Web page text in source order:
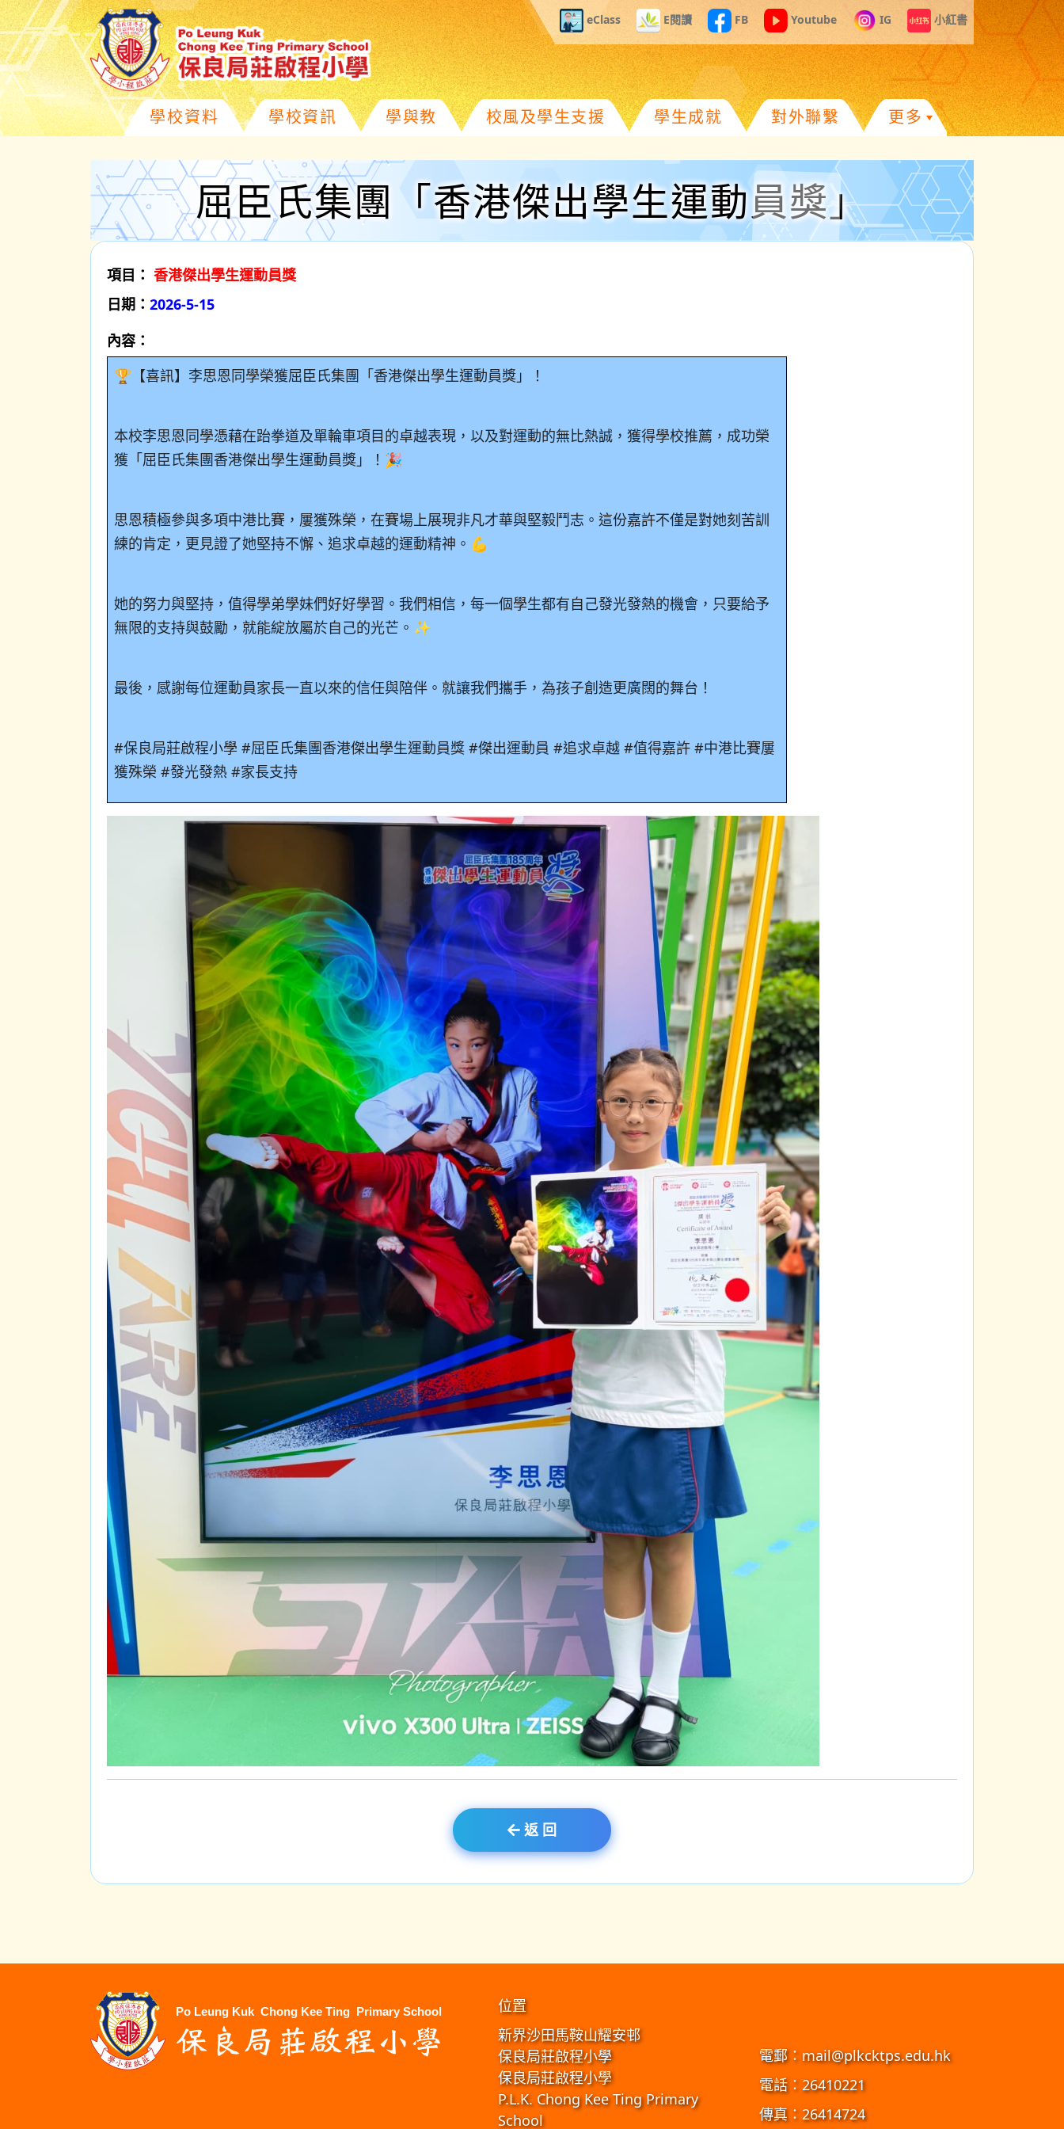
eClass E閱讀 FB Youtube IG 小紅書
學校資料 學校資訊 學與教 校風及學生支援 學生成就 對外聯繫 更多
屈臣氏集團「香港傑出學生運動員獎」
項目： 香港傑出學生運動員獎
日期： 2026-5-15
內容：
🏆【喜訊】李思恩同學榮獲屈臣氏集團「香港傑出學生運動員獎」！
本校李思恩同學憑藉在跆拳道及單輪車項目的卓越表現，以及對運動的無比熱誠，獲得學校推薦，成功榮
獲「屈臣氏集團香港傑出學生運動員獎」！🎉
思恩積極參與多項中港比賽，屢獲殊榮，在賽場上展現非凡才華與堅毅鬥志。這份嘉許不僅是對她刻苦訓
練的肯定，更見證了她堅持不懈、追求卓越的運動精神。💪
她的努力與堅持，值得學弟學妹們好好學習。我們相信，每一個學生都有自己發光發熱的機會，只要給予
無限的支持與鼓勵，就能綻放屬於自己的光芒。✨
最後，感謝每位運動員家長一直以來的信任與陪伴。就讓我們攜手，為孩子創造更廣闊的舞台！
#保良局莊啟程小學 #屈臣氏集團香港傑出學生運動員獎 #傑出運動員 #追求卓越 #值得嘉許 #中港比賽屢
獲殊榮 #發光發熱 #家長支持
返 回
位置
新界沙田馬鞍山耀安邨
保良局莊啟程小學
保良局莊啟程小學
P.L.K. Chong Kee Ting Primary
School
電郵： mail@plkcktps.edu.hk
電話：26410221
傳真：26414724